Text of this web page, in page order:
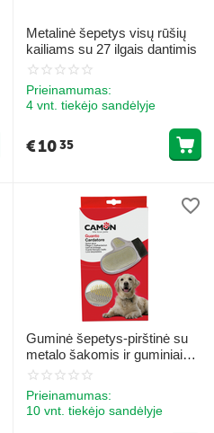
Metalinė šepetys visų rūšių
kailiams su 27 ilgais dantimis
Prieinamumas:
4 vnt. tiekėjo sandėlyje
€1035
Guminė šepetys-pirštinė su
metalo šakomis ir guminiais
galais
Prieinamumas:
10 vnt. tiekėjo sandėlyje